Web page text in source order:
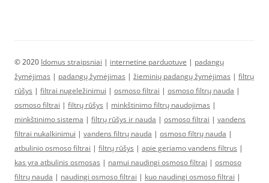
© 2020 Idomus straipsniai | internetine parduotuve | padangų
žymėjimas | padangų žymėjimas | žieminių padangų žymėjimas | filtrų
rūšys | filtrai nugeležinimui | osmoso filtrai | osmoso filtrų nauda |
osmoso filtrai | filtrų rūšys | minkštinimo filtrų naudojimas |
minkštinimo sistema | filtrų rūšys ir nauda | osmoso filtrai | vandens
filtrai nukalkinimui | vandens filtrų nauda | osmoso filtrų nauda |
atbulinio osmoso filtrai | filtrų rūšys | apie geriamo vandens filtrus |
kas yra atbulinis osmosas | namui naudingi osmoso filtrai | osmoso
filtrų nauda | naudingi osmoso filtrai | kuo naudingi osmoso filtrai |